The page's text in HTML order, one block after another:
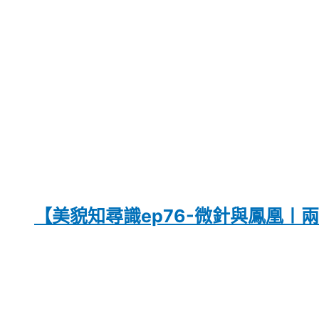
【美貌知尋識ep76-微針與鳳凰〡